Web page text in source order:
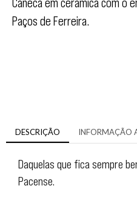
Paços de Ferreira.
DESCRIÇÃO INFORMAÇÃO
Daquelas que fica sempre
Pacense.